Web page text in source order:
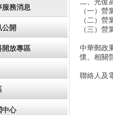
務消息
公開
放專區
中心
（一）
（二）
（三）
中華郵政
懷。相關
聯絡人及